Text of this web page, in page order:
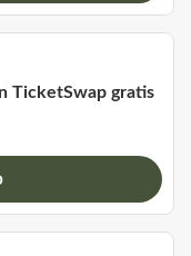
TicketSwap gratis